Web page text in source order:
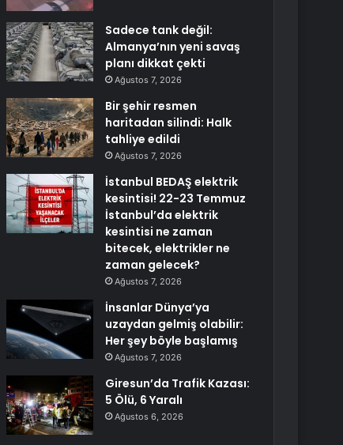
Sadece tank değil:
Almanya’nın yeni savaş
planı dikkat çekti
Ağustos 7, 2026
Bir şehir resmen
haritadan silindi: Halk
tahliye edildi
Ağustos 7, 2026
İstanbul BEDAŞ elektrik
kesintisi! 22-23 Temmuz
İstanbul’da elektrik
kesintisi ne zaman
bitecek, elektrikler ne
zaman gelecek?
Ağustos 7, 2026
İnsanlar Dünya’ya
uzaydan gelmiş olabilir:
Her şey böyle başlamış
Ağustos 7, 2026
Giresun’da Trafik Kazası:
5 Ölü, 6 Yaralı
Ağustos 6, 2026